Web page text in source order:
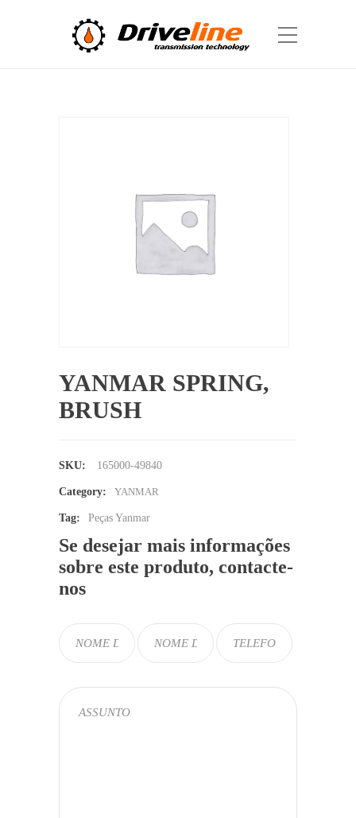
YANMAR SPRING,
BRUSH
SKU: 165000-49840
Category: YANMAR
Tag: Peças Yanmar
Se desejar mais informações
sobre este produto, contacte-
nos